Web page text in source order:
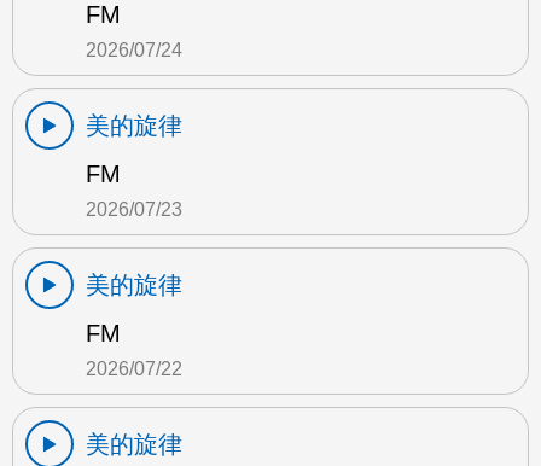
FM
2026/07/24
美的旋律
FM
2026/07/23
美的旋律
FM
2026/07/22
美的旋律